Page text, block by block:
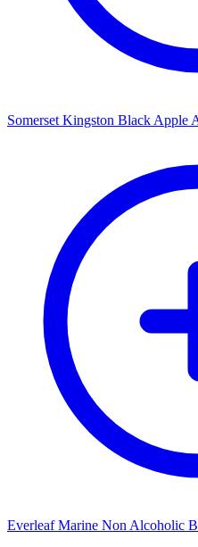
Somerset Kingston Black Apple
Everleaf Marine Non Alcoholic